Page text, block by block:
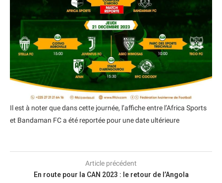
Il est à noter que dans cette journée, l’affiche entre l’Africa Sports
et Bandaman FC a été reportée pour une date ultérieure
Article précédent
En route pour la CAN 2023 : le retour de l’Angola